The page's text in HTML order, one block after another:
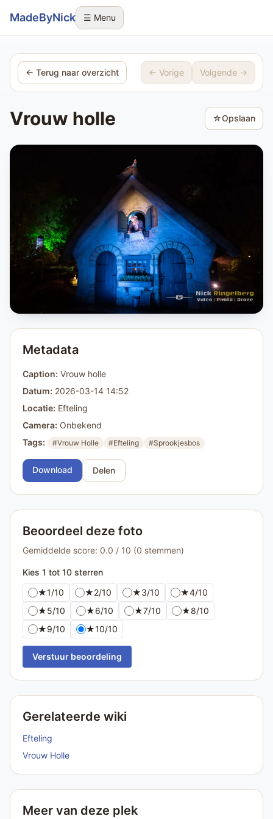
Sla navigatie over
MadeByNick ☰ Menu
← Terug naar overzicht ← Vorige Volgende →
Vrouw holle ☆Opslaan
Metadata
Caption: Vrouw holle
Datum: 2026-03-14 14:52
Locatie: Efteling
Camera: Onbekend
Tags:
#Vrouw Holle #Efteling #Sprookjesbos
Download Delen
Beoordeel deze foto
Gemiddelde score: 0.0 / 10 (0 stemmen)
Kies 1 tot 10 sterren
★1/10 ★2/10 ★3/10 ★4/10
★5/10 ★6/10 ★7/10 ★8/10
★9/10 ★10/10
Verstuur beoordeling
Gerelateerde wiki
Efteling
Vrouw Holle
Meer van deze plek